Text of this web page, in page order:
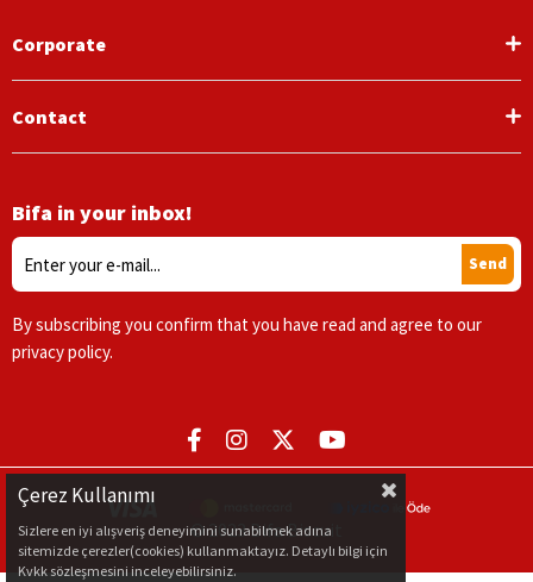
Corporate
Contact
Bifa in your inbox!
Send
By subscribing you confirm that you have read and agree to our
privacy policy.
© 2023 Bifa Biscuit
Çerez Kullanımı
Sizlere en iyi alışveriş deneyimini sunabilmek adına
sitemizde çerezler(cookies) kullanmaktayız. Detaylı bilgi için
Kvkk sözleşmesini inceleyebilirsiniz.